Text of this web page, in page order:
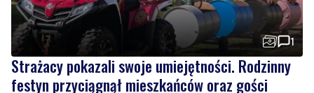
Strażacy pokazali swoje umiejętności. Rodzinny
festyn przyciągnął mieszkańców oraz gości